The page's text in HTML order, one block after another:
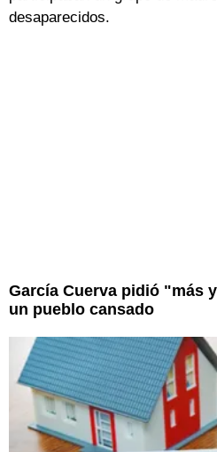
desaparecidos.
García Cuerva pidió "más
un pueblo cansado